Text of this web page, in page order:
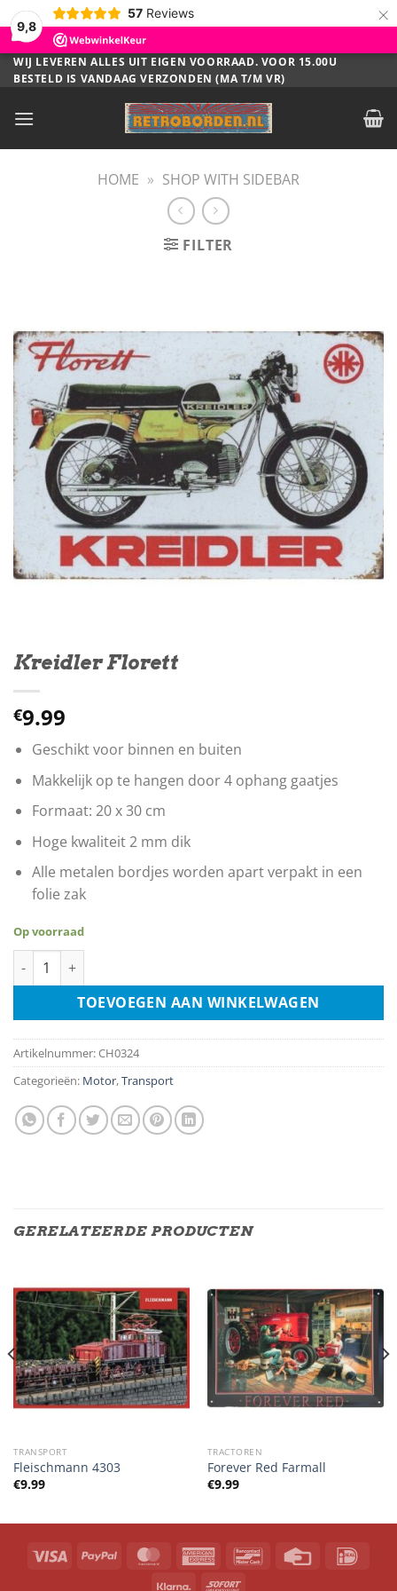
9,8
57 Reviews ×
Ga
naar
WIJ LEVEREN ALLES UIT EIGEN VOORRAAD. VOOR 15.00U
BESTELD IS VANDAAG VERZONDEN (MA T/M VR)
HOME » SHOP WITH SIDEBAR
FILTER
Kreidler Florett
€9.99
Geschikt voor binnen en buiten
Makkelijk op te hangen door 4 ophang gaatjes
Formaat: 20 x 30 cm
Hoge kwaliteit 2 mm dik
Alle metalen bordjes worden apart verpakt in een
folie zak
Op voorraad
Kreidler Florett aantal
TOEVOEGEN AAN WINKELWAGEN
Artikelnummer:CH0324
Categorieën: Motor,Transport
GERELATEERDE PRODUCTEN
TRANSPORT
Fleischmann 4303
€9.99
TRACTOREN
Forever Red Farmall
€9.99